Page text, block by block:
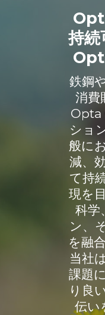
持続
鉄鋼
消費
Opta
ショ
般に
減、
て持
現を
科学
ン、
を融
当社
課題
り良
伝い